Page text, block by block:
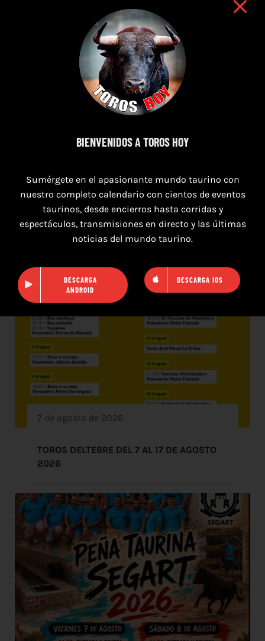
7 de agosto de 2026
TOROS DELTEBRE DEL 7 AL 17 DE AGOSTO
2026
BIENVENIDOS A TOROS HOY
Sumérgete en el apasionante mundo taurino con
nuestro completo calendario con cientos de eventos
taurinos, desde encierros hasta corridas y
espectáculos, transmisiones en directo y las últimas
noticias del mundo taurino.
DESCARGA
ANDROID
DESCARGA IOS